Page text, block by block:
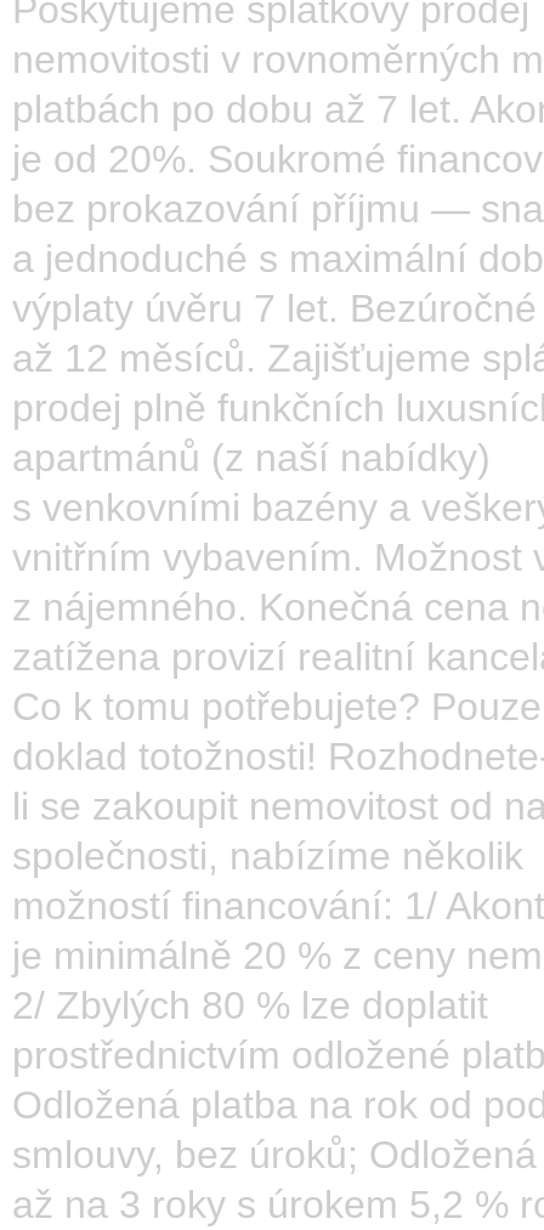
Poskytujeme splátkový prodej
nemovitosti v rovnoměrných
platbách po dobu až 7 let.
je od 20%. Soukromé
bez prokazování příjmu —
a jednoduché s maximální
výplaty úvěru 7 let.
až 12 měsíců. Zajišťujeme
prodej plně funkčních
apartmánů (z naší nabídky)
s venkovními bazény a
vnitřním vybavením. Možnost
z nájemného. Konečná cena
zatížena provizí realitní
Co k tomu potřebujete?
doklad totožnosti!
li se zakoupit nemovitost od
společnosti, nabízíme několik
možností financování: 1/
je minimálně 20 % z ceny
2/ Zbylých 80 % lze doplatit
prostřednictvím odložené
Odložená platba na rok od
smlouvy, bez úroků;
až na 3 roky s úrokem 5,2 %